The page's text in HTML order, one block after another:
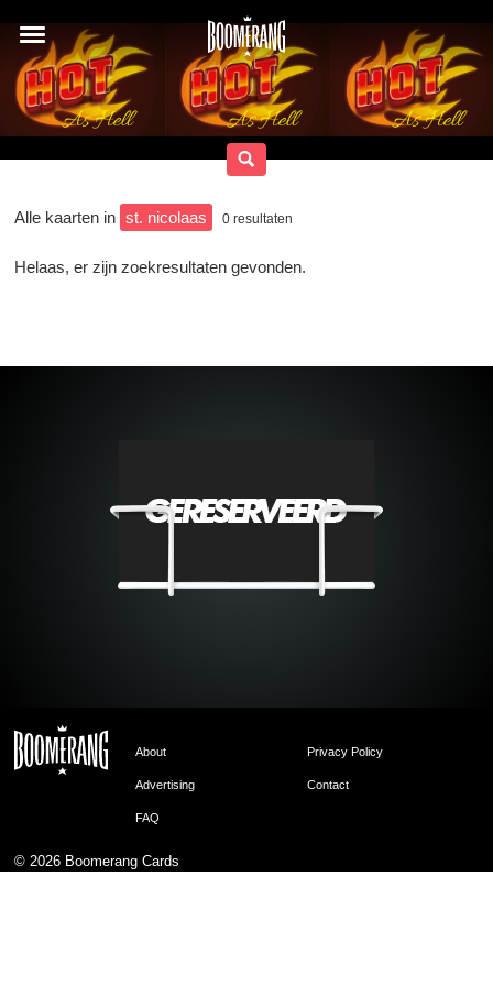
Alle kaarten in st. nicolaas 0 resultaten
Helaas, er zijn zoekresultaten gevonden.
About Privacy Policy
Advertising Contact
FAQ
© 2026 Boomerang Cards